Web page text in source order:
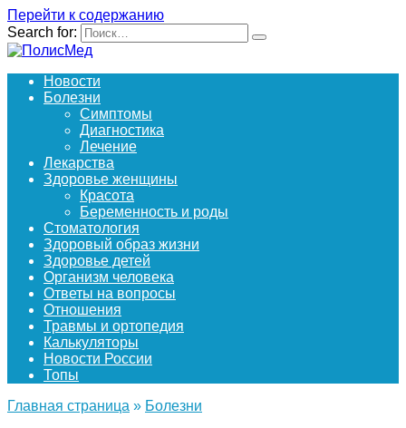
Перейти к содержанию
Search for:
Новости
Болезни
Симптомы
Диагностика
Лечение
Лекарства
Здоровье женщины
Красота
Беременность и роды
Стоматология
Здоровый образ жизни
Здоровье детей
Организм человека
Ответы на вопросы
Отношения
Травмы и ортопедия
Калькуляторы
Новости России
Топы
Главная страница » Болезни